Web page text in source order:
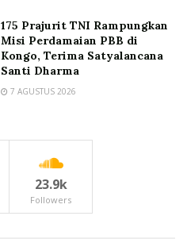
175 Prajurit TNI Rampungkan
Misi Perdamaian PBB di
Kongo, Terima Satyalancana
Santi Dharma
7 AGUSTUS 2026
23.9k
Followers